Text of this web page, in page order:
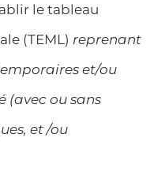
le tableau
(TEML) reprenant
et/ou
(avec ou sans
et /ou